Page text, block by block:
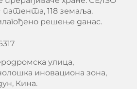
118 земаља.
решење данас.
улица,
иновациона зона,
Кина.